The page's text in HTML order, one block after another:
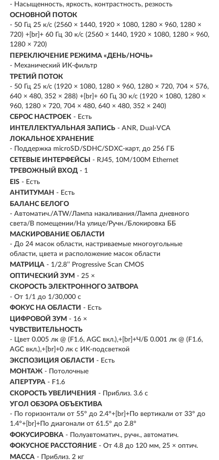
- Насыщенность, яркость, контрастность, резкость
ОСНОВНОЙ ПОТОК
- 50 Гц 25 к/с (2560 × 1440, 1920 × 1080, 1280 × 960, 1280 ×
720) +[br]+ 60 Гц 30 к/с (2560 × 1440, 1920 × 1080, 1280 × 960,
1280 × 720)
ПЕРЕКЛЮЧЕНИЕ РЕЖИМА «ДЕНЬ/НОЧЬ»
- Механический ИК-фильтр
ТРЕТИЙ ПОТОК
- 50 Гц 25 к/с (1920 × 1080, 1280 × 960, 1280 × 720, 704 × 576,
640 × 480, 352 × 288) +[br]+ 60 Гц 30 к/с (1920 × 1080, 1280 ×
960, 1280 × 720, 704 × 480, 640 × 480, 352 × 240)
СБРОС НАСТРОЕК - Есть
ИНТЕЛЛЕКТУАЛЬНАЯ ЗАПИСЬ - ANR, Dual-VCA
ЛОКАЛЬНОЕ ХРАНЕНИЕ
- Поддержка microSD/SDHC/SDXC-карт, до 256 ГБ
СЕТЕВЫЕ ИНТЕРФЕЙСЫ
- RJ45, 10M/100M Ethernet
ТРЕВОЖНЫЙ ВХОД - 1
EIS - Есть
АНТИТУМАН - Есть
БАЛАНС БЕЛОГО
- Автоматич./ATW/Лампа накаливания/Лампа дневного
света/В помещении/На улице/Ручн./Блокировка ББ
МАСКИРОВАНИЕ ОБЛАСТИ
- До 24 масок области, настриваемые многоугольные
области, цвета и расположение масок области
МАТРИЦА - 1/2.8’’ Progressive Scan CMOS
ОПТИЧЕСКИЙ ЗУМ - 25 ×
СКОРОСТЬ ЭЛЕКТРОННОГО ЗАТВОРА
- От 1/1 до 1/30,000 с
ФОКУС НА ОБЛАСТИ - Есть
ЦИФРОВОЙ ЗУМ - 16 ×
ЧУВСТВИТЕЛЬНОСТЬ
- Цвет 0.005 лк @ (F1.6, AGC вкл.),+[br]+Ч/Б 0.001 лк @ (F1.6,
AGC вкл.),+[br]+0 лк с ИК-подсветкой
ЭКСПОЗИЦИЯ ОБЛАСТИ - Есть
МОНТАЖ - Потолочные
АПЕРТУРА - F1.6
СКОРОСТЬ УВЕЛИЧЕНИЯ - Приблиз. 3.6 с
УГОЛ ОБЗОРА ОБЪЕКТИВА
- По горизонтали от 55° до 2.4°+[br]+По вертикали от 33° до
1.4°+[br]+По диагонали от 61.5° до 2.8°
ФОКУСИРОВКА - Полуавтоматич., ручн., автоматич.
ФОКУСНОЕ РАССТОЯНИЕ - От 4.8 до 120 мм, 25 × оптич.
МАССА - Приблиз. 2 кг